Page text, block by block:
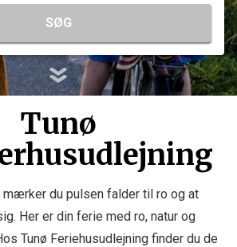
SØG
Tunø
du pulsen falder til ro og at
Her er din ferie med ro, natur og
Tunø Feriehusudlejning finder du de